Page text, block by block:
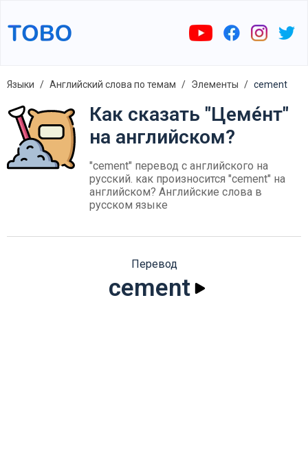
Языки Английский слова по темам Элементы cement
Как сказать "Цеме́нт"
на английском?
"cement" перевод с английского на
русский. как произносится "cement" на
английском? Английские слова в
русском языке
Перевод
cement